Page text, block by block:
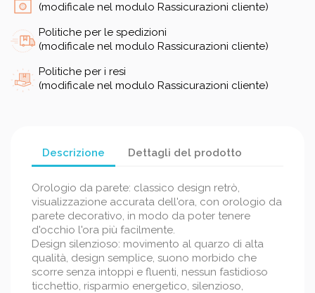
(modificale nel modulo Rassicurazioni cliente)
Politiche per le spedizioni
(modificale nel modulo Rassicurazioni cliente)
Politiche per i resi
(modificale nel modulo Rassicurazioni cliente)
Descrizione Dettagli del prodotto
Orologio da parete: classico design retrò,
visualizzazione accurata dell'ora, con orologio da
parete decorativo, in modo da poter tenere
d'occhio l'ora più facilmente.
Design silenzioso: movimento al quarzo di alta
qualità, design semplice, suono morbido che
scorre senza intoppi e fluenti, nessun fastidioso
ticchettio, risparmio energetico, silenzioso,